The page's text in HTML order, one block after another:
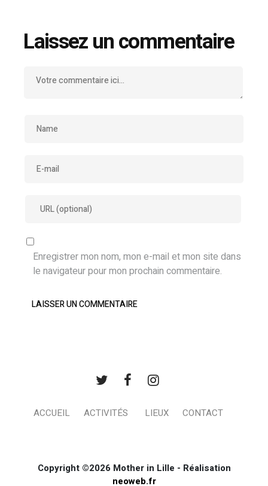
Laissez un commentaire
Enregistrer mon nom, mon e-mail et mon site dans
le navigateur pour mon prochain commentaire.
ACCUEIL ACTIVITÉS LIEUX CONTACT
Copyright ©2026 Mother in Lille - Réalisation
neoweb.fr